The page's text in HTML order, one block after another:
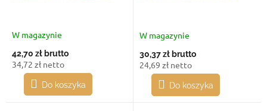
W magazynie
42,70 zł brutto
34,72 zł netto
Do koszyka
W magazynie
30,37 zł brutto
24,69 zł netto
Do koszyka